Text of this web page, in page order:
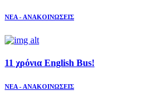
ΝΕΑ - ΑΝΑΚΟΙΝΩΣΕΙΣ
11 χρόνια English Bus!
ΝΕΑ - ΑΝΑΚΟΙΝΩΣΕΙΣ